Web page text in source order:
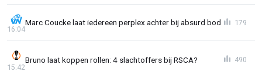
Marc Coucke laat iedereen perplex achter bij absurd bod
16:04
179
Bruno laat koppen rollen: 4 slachtoffers bij RSCA?
15:42
490